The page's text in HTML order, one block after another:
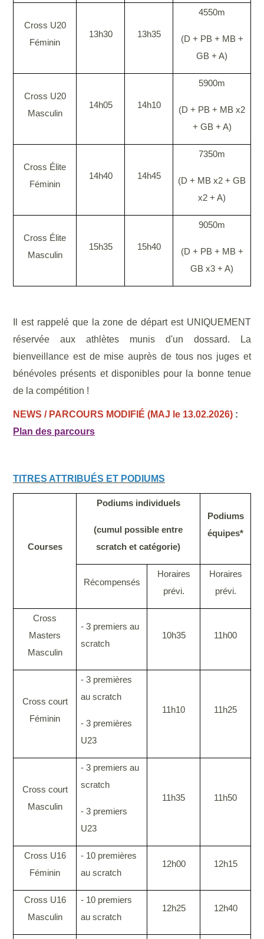
Cross U20
Féminin
13h30 13h35
4550m
(D + PB + MB +
GB + A)
Cross U20
Masculin
14h05 14h10
5900m
(D + PB + MB x2
+ GB + A)
Cross Élite
Féminin
14h40 14h45
7350m
(D + MB x2 + GB
x2 + A)
Cross Élite
Masculin
15h35 15h40
9050m
(D + PB + MB +
GB x3 + A)
Il est rappelé que la zone de départ est UNIQUEMENT
réservée aux athlètes munis d'un dossard. La
bienveillance est de mise auprès de tous nos juges et
bénévoles présents et disponibles pour la bonne tenue
de la compétition !
NEWS / PARCOURS MODIFIÉ (MAJ le 13.02.2026) :
Plan des parcours
TITRES ATTRIBUÉS ET PODIUMS
Courses
Podiums individuels
(cumul possible entre
scratch et catégorie)
Podiums
équipes*
Récompensés
Horaires
prévi.
Horaires
prévi.
Cross
Masters
Masculin
- 3 premiers au
scratch
10h35 11h00
Cross court
Féminin
- 3 premières
au scratch
- 3 premières
U23
11h10 11h25
Cross court
Masculin
- 3 premiers au
scratch
- 3 premiers
U23
11h35 11h50
Cross U16
Féminin
- 10 premières
au scratch
12h00 12h15
Cross U16
Masculin
- 10 premiers
au scratch
12h25 12h40